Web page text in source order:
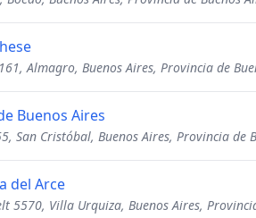
Almagro, Buenos Aires, Provincia de
Buenos Aires
San Cristóbal, Buenos Aires, Provincia de
del Arce
5570, Villa Urquiza, Buenos Aires,